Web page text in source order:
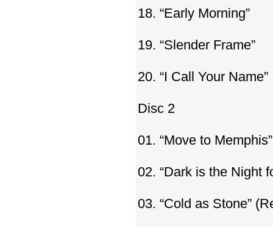
18. “Early Morning”
19. “Slender Frame”
20. “I Call Your Name”
Disc 2
01. “Move to
02. “Dark is the Night
03. “Cold as Stone”